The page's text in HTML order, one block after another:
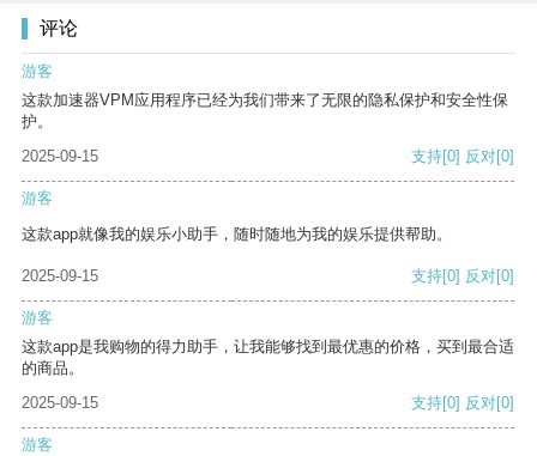
评论
游客
这款加速器VPM应用程序已经为我们带来了无限的隐私保护和安全性保
护。
2025-09-15
支持[0] 反对[0]
游客
这款app就像我的娱乐小助手，随时随地为我的娱乐提供帮助。
2025-09-15 支持[0] 反对[0]
游客
这款app是我购物的得力助手，让我能够找到最优惠的价格，买到最合适
的商品。
2025-09-15
支持[0] 反对[0]
游客